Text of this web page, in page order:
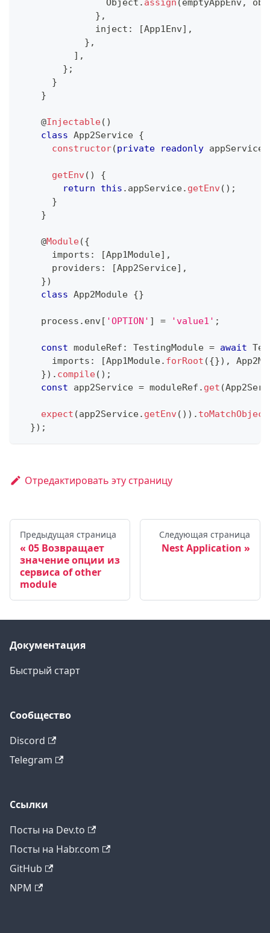
                Object
. assign (emptyAppEnv, obj
} ,
              inject
: [App1Env] ,
} ,
] ,
} ;
}
}
@Injectable( )
class App2Service {
constructor(private readonly appService
getEnv ( )
{
return
this . appService. getEnv ( ) ;
}
}
@Module({
      imports
: [App1Module] ,
      providers
: [App2Service] ,
})
class App2Module {}
    process
. env[ 'OPTION' ] = 'value1' ;
const moduleRef : TestingModule = await
      imports
: [App1Module. forRoot ({}) ,
}) . compile( ) ;
const app2Service = moduleRef . get (
expect (app2Service. getEnv ( ) ) . toMatchObject
}) ;
Отредактировать эту страницу
Предыдущая страница
05 Возвращает
значение опции из
сервиса of other
module
Следующая страница
Nest Application
Документация
Быстрый старт
Сообщество
Discord
Telegram
Ссылки
Посты на Dev.to
Посты на Habr.com
GitHub
NPM